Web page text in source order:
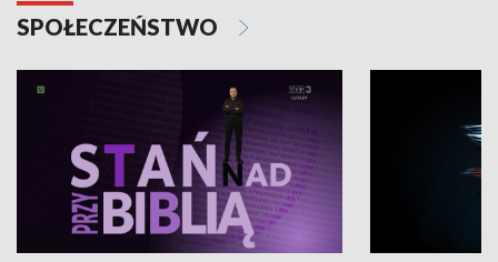
SPOŁECZEŃSTWO